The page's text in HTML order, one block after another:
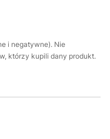
i negatywne). Nie
którzy kupili dany produkt.